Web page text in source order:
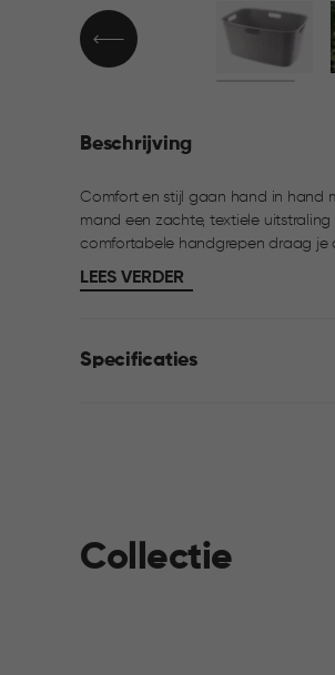
Beschrijving
Comfort en stijl gaan hand in hand
mand een zachte, textiele uitstraling en
comfortabele handgrepen draag je
inhoud van 45 liter is hij ideaal voor
combineren met de Softex wasbox
LEES VERDER
Specificaties
Collectie